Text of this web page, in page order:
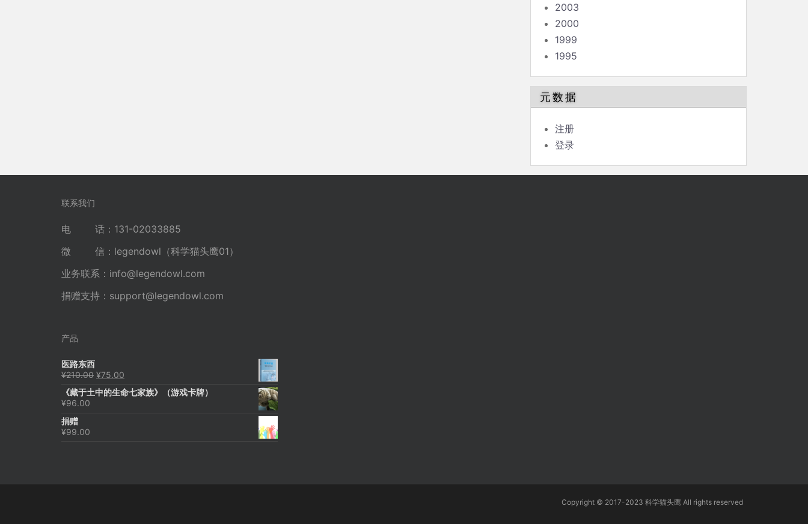
2003
2000
1999
1995
元数据
注册
登录
联系我们
电 话：131-02033885
微 信：legendowl（科学猫头鹰01）
业务联系： info@legendowl.com
捐赠支持： support@legendowl.com
产品
医路东西
¥210.00 原
为：
¥75.00
价
《藏于土中的生命七家族》（游戏卡牌）
¥96.00
捐赠
¥99.00
Copyright © 2017-2023 科学猫头鹰 All rights reserved